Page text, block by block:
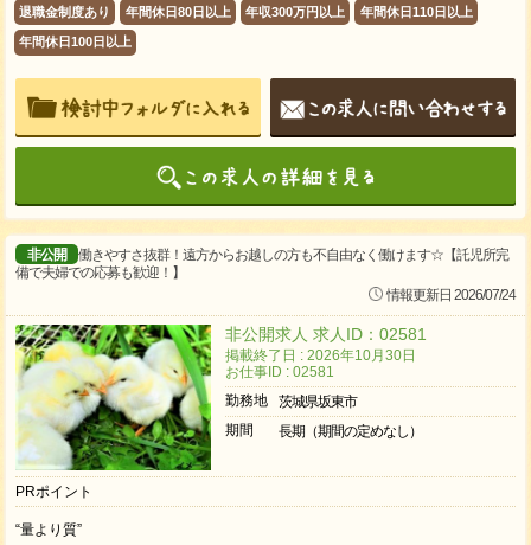
退職金制度あり 年間休日80日以上 年収300万円以上 年間休日110日以上
年間休日100日以上
非公開
働きやすさ抜群！遠方からお越しの方も不自由なく働けます☆【託児所完
備で夫婦での応募も歓迎！】
情報更新日 2026/07/24
非公開求人 求人ID：02581
掲載終了日 : 2026年10月30日
お仕事ID : 02581
勤務地
茨城県坂東市
期間
長期（期間の定めなし）
PRポイント
“量より質”